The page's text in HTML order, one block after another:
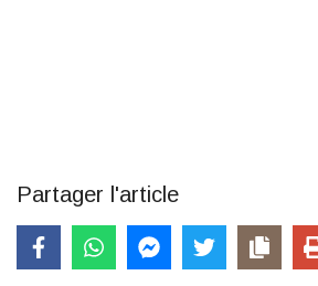
Partager l'article